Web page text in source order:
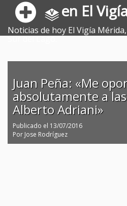
en El
Noticias de hoy El Vigía
Sur del Lago.
Juan Peña: «Me
absolutamente a
Alberto Adriani»
Publicado el 13/07/2016
Por Jose Rodríguez